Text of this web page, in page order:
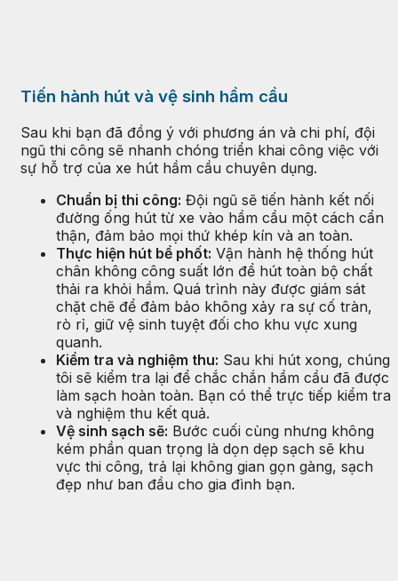
Tiến hành hút và vệ sinh hầm cầu
Sau khi bạn đã đồng ý với phương án và chi phí, đội
ngũ thi công sẽ nhanh chóng triển khai công việc với
sự hỗ trợ của xe hút hầm cầu chuyên dụng.
Chuẩn bị thi công: Đội ngũ sẽ tiến hành kết nối
đường ống hút từ xe vào hầm cầu một cách cẩn
thận, đảm bảo mọi thứ khép kín và an toàn.
Thực hiện hút bể phốt: Vận hành hệ thống hút
chân không công suất lớn để hút toàn bộ chất
thải ra khỏi hầm. Quá trình này được giám sát
chặt chẽ để đảm bảo không xảy ra sự cố tràn,
rò rỉ, giữ vệ sinh tuyệt đối cho khu vực xung
quanh.
Kiểm tra và nghiệm thu: Sau khi hút xong, chúng
tôi sẽ kiểm tra lại để chắc chắn hầm cầu đã được
làm sạch hoàn toàn. Bạn có thể trực tiếp kiểm tra
và nghiệm thu kết quả.
Vệ sinh sạch sẽ: Bước cuối cùng nhưng không
kém phần quan trọng là dọn dẹp sạch sẽ khu
vực thi công, trả lại không gian gọn gàng, sạch
đẹp như ban đầu cho gia đình bạn.